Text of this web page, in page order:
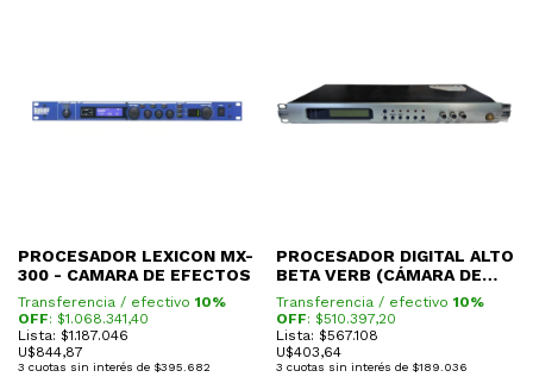
PROCESADOR LEXICON MX-
300 - CAMARA DE EFECTOS
Transferencia / efectivo 10%
OFF: $1.068.341,40
Lista: $1.187.046
U$844,87
3 cuotas sin interés de $395.682
PROCESADOR DIGITAL ALTO
BETA VERB (CÁMARA DE
EFECTOS)
Transferencia / efectivo 10%
OFF: $510.397,20
Lista: $567.108
U$403,64
3 cuotas sin interés de $189.036